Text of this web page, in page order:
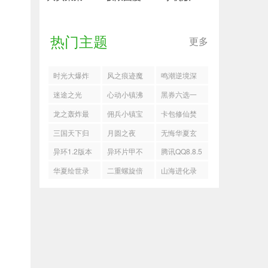
热门主题 更多
时光大爆炸
兑换码
风之痕迹魔
君高难平民
阵容推荐
鸣潮逆境深
塔10.13阵容
搭配
迷途之光
2025最新礼
包码
心动小镇沸
雪浴场全部
虫类位置分
享
黑券六选一
龙之轰炸最
新版
佣兵小镇宝
石系统机制
一览
卡包修仙焚
心神鼎流搭
配推荐
三国天下归
心蔡文姬怎
么培养
月圆之夜
CCG秘典女
巫卡组搭配
无悔华夏玄
奘传历史线
全部结局指
异环1.2版本
异环片甲不
留
腾讯QQ8.8.5
版本
华夏绘世录
二重螺旋倍
山海进化录